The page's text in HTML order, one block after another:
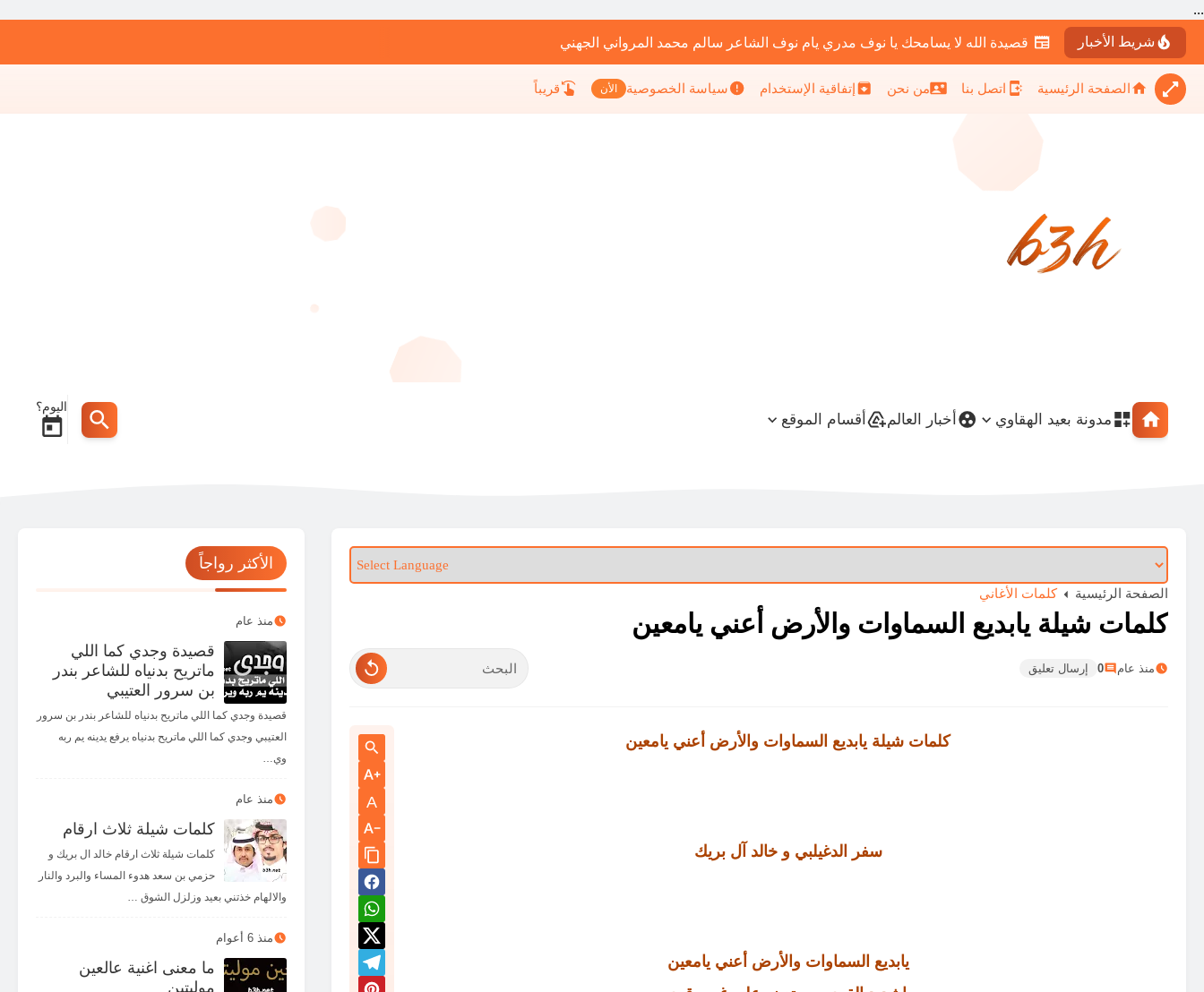
...
شريط الأخبار قصيدة الله لا يسامحك يا نوف مدري يام نوف الشاعر سالم محمد المرواني الجهني
الصفحة الرئيسية اتصل بنا من نحن إتفاقية الإستخدام سياسة الخصوصية الأن قريباً
مدونة بعيد الهقاوي أخبار العالم أقسام الموقع
اليوم؟
الصفحة الرئيسية كلمات الأغاني
كلمات شيلة يابديع السماوات والأرض أعني يامعين
منذ عام 0 إرسال تعليق
كلمات شيلة يابديع السماوات والأرض أعني يامعين
سفر الدغيلبي و خالد آل بريك
يابديع السماوات والأرض أعني يامعين
A
الأكثر رواجاً
منذ عام
قصيدة وجدي كما اللي
ماتريح بدنياه للشاعر بندر
بن سرور العتيبي
قصيدة وجدي كما اللي ماتريح بدنياه للشاعر بندر بن سرور
العتيبي وجدي كما اللي ماتريح بدنياه يرفع يدينه يم ربه
وي…
منذ عام
كلمات شيلة ثلاث ارقام
كلمات شيلة ثلاث ارقام خالد ال بريك و
حزمي بن سعد هدوء المساء والبرد والنار
والالهام خذتني بعيد وزلزل الشوق …
منذ 6 أعوام
ما معنى اغنية عالعين
موليتين